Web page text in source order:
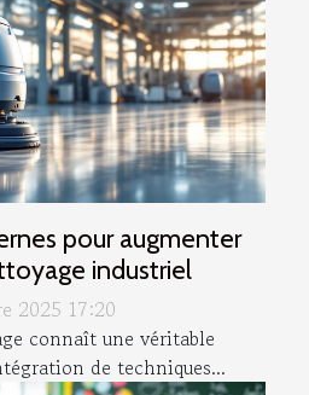
pour augmenter
industriel
2025 17:20
connaît une véritable
de techniques...